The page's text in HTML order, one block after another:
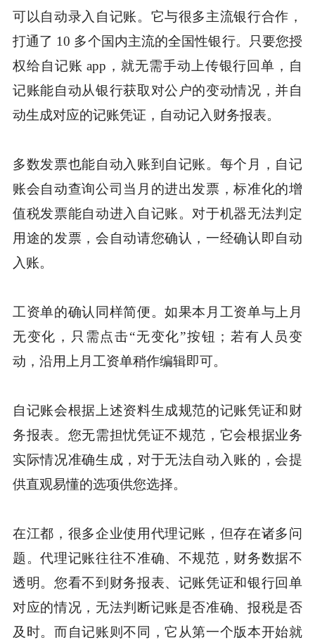
可以自动录入自记账。它与很多主流银行合作，
打通了 10 多个国内主流的全国性银行。只要您授
权给自记账 app，就无需手动上传银行回单，自
记账能自动从银行获取对公户的变动情况，并自
动生成对应的记账凭证，自动记入财务报表。
多数发票也能自动入账到自记账。每个月，自记
账会自动查询公司当月的进出发票，标准化的增
值税发票能自动进入自记账。对于机器无法判定
用途的发票，会自动请您确认，一经确认即自动
入账。
工资单的确认同样简便。如果本月工资单与上月
无变化，只需点击“无变化”按钮；若有人员变
动，沿用上月工资单稍作编辑即可。
自记账会根据上述资料生成规范的记账凭证和财
务报表。您无需担忧凭证不规范，它会根据业务
实际情况准确生成，对于无法自动入账的，会提
供直观易懂的选项供您选择。
在江都，很多企业使用代理记账，但存在诸多问
题。代理记账往往不准确、不规范，财务数据不
透明。您看不到财务报表、记账凭证和银行回单
对应的情况，无法判断记账是否准确、报税是否
及时。而自记账则不同，它从第一个版本开始就